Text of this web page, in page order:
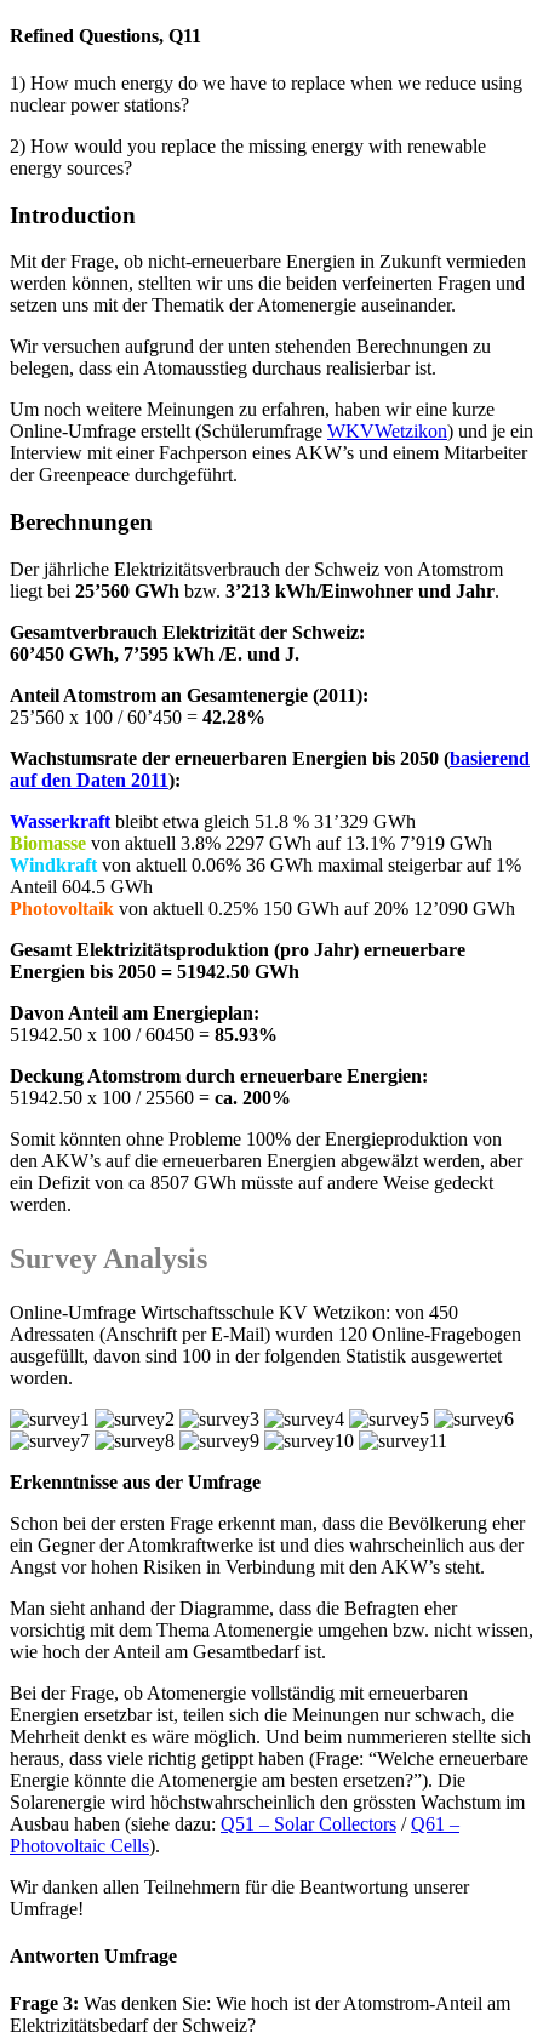
Refined Questions, Q11
1) How much energy do we have to replace when we reduce using
nuclear power stations?
2) How would you replace the missing energy with renewable
energy sources?
Introduction
Mit der Frage, ob nicht-erneuerbare Energien in Zukunft vermieden
werden können, stellten wir uns die beiden verfeinerten Fragen und
setzen uns mit der Thematik der Atomenergie auseinander.
Wir versuchen aufgrund der unten stehenden Berechnungen zu
belegen, dass ein Atomausstieg durchaus realisierbar ist.
Um noch weitere Meinungen zu erfahren, haben wir eine kurze
Online-Umfrage erstellt (Schülerumfrage WKVWetzikon) und je ein
Interview mit einer Fachperson eines AKW’s und einem Mitarbeiter
der Greenpeace durchgeführt.
Berechnungen
Der jährliche Elektrizitätsverbrauch der Schweiz von Atomstrom
liegt bei 25’560 GWh bzw. 3’213 kWh/Einwohner und Jahr.
Gesamtverbrauch Elektrizität der Schweiz:
60’450 GWh, 7’595 kWh /E. und J.
Anteil Atomstrom an Gesamtenergie (2011):
25’560 x 100 / 60’450 = 42.28%
Wachstumsrate der erneuerbaren Energien bis 2050 (basierend
auf den Daten 2011):
Wasserkraft bleibt etwa gleich 51.8 % 31’329 GWh
Biomasse von aktuell 3.8% 2297 GWh auf 13.1% 7’919 GWh
Windkraft von aktuell 0.06% 36 GWh maximal steigerbar auf 1%
Anteil 604.5 GWh
Photovoltaik von aktuell 0.25% 150 GWh auf 20% 12’090 GWh
Gesamt Elektrizitätsproduktion (pro Jahr) erneuerbare
Energien bis 2050 = 51942.50 GWh
Davon Anteil am Energieplan:
51942.50 x 100 / 60450 = 85.93%
Deckung Atomstrom durch erneuerbare Energien:
51942.50 x 100 / 25560 = ca. 200%
Somit könnten ohne Probleme 100% der Energieproduktion von
den AKW’s auf die erneuerbaren Energien abgewälzt werden, aber
ein Defizit von ca 8507 GWh müsste auf andere Weise gedeckt
werden.
Survey Analysis
Online-Umfrage Wirtschaftsschule KV Wetzikon: von 450
Adressaten (Anschrift per E-Mail) wurden 120 Online-Fragebogen
ausgefüllt, davon sind 100 in der folgenden Statistik ausgewertet
worden.
Erkenntnisse aus der Umfrage
Schon bei der ersten Frage erkennt man, dass die Bevölkerung eher
ein Gegner der Atomkraftwerke ist und dies wahrscheinlich aus der
Angst vor hohen Risiken in Verbindung mit den AKW’s steht.
Man sieht anhand der Diagramme, dass die Befragten eher
vorsichtig mit dem Thema Atomenergie umgehen bzw. nicht wissen,
wie hoch der Anteil am Gesamtbedarf ist.
Bei der Frage, ob Atomenergie vollständig mit erneuerbaren
Energien ersetzbar ist, teilen sich die Meinungen nur schwach, die
Mehrheit denkt es wäre möglich. Und beim nummerieren stellte sich
heraus, dass viele richtig getippt haben (Frage: “Welche erneuerbare
Energie könnte die Atomenergie am besten ersetzen?”). Die
Solarenergie wird höchstwahrscheinlich den grössten Wachstum im
Ausbau haben (siehe dazu: Q51 – Solar Collectors /Q61 –
Photovoltaic Cells).
Wir danken allen Teilnehmern für die Beantwortung unserer
Umfrage!
Antworten Umfrage
Frage 3: Was denken Sie: Wie hoch ist der Atomstrom-Anteil am
Elektrizitätsbedarf der Schweiz?